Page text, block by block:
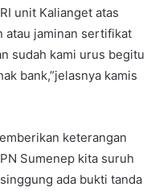
unit Kalianget atas
atau jaminan sertifikat
sudah kami urus begitu
bank,”jelasnya kamis
keterangan
Sumenep kita suruh
ada bukti tanda